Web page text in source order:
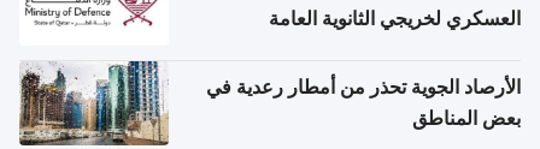
العسكري لخريجي الثانوية العامة
الأرصاد الجوية تحذر من أمطار رعدية في
بعض المناطق